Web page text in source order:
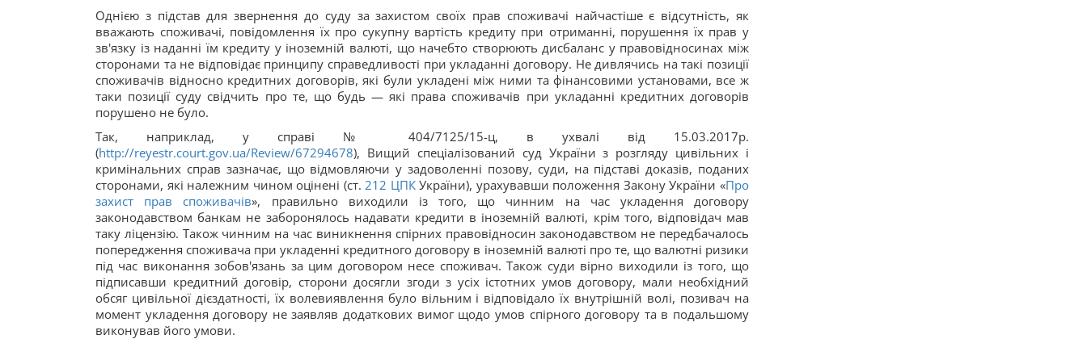
Однією з підстав для звернення до суду за захистом своїх прав споживачі найчастіше є відсутність, як
вважають споживачі, повідомлення їх про сукупну вартість кредиту при отриманні, порушення їх прав у
зв'язку із наданні їм кредиту у іноземній валюті, що начебто створюють дисбаланс у правовідносинах між
сторонами та не відповідає принципу справедливості при укладанні договору. Не дивлячись на такі позиції
споживачів відносно кредитних договорів, які були укладені між ними та фінансовими установами, все ж
таки позиції суду свідчить про те, що будь — які права споживачів при укладанні кредитних договорів
порушено не було.
Так, наприклад, у справі № 404/7125/15-ц, в ухвалі від 15.03.2017р.
(http://reyestr.court.gov.ua/Review/67294678), Вищий спеціалізований суд України з розгляду цивільних і
кримінальних справ зазначає, що відмовляючи у задоволенні позову, суди, на підставі доказів, поданих
сторонами, які належним чином оцінені (ст. 212 ЦПКУкраїни), урахувавши положення Закону України «Про
захист прав споживачів», правильно виходили із того, що чинним на час укладення договору
законодавством банкам не заборонялось надавати кредити в іноземній валюті, крім того, відповідач мав
таку ліцензію. Також чинним на час виникнення спірних правовідносин законодавством не передбачалось
попередження споживача при укладенні кредитного договору в іноземній валюті про те, що валютні ризики
під час виконання зобов'язань за цим договором несе споживач. Також суди вірно виходили із того, що
підписавши кредитний договір, сторони досягли згоди з усіх істотних умов договору, мали необхідний
обсяг цивільної дієздатності, їх волевиявлення було вільним і відповідало їх внутрішній волі, позивач на
момент укладення договору не заявляв додаткових вимог щодо умов спірного договору та в подальшому
виконував його умови.